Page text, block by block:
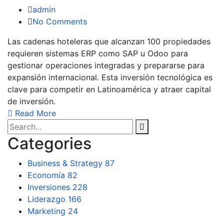
admin
No Comments
Las cadenas hoteleras que alcanzan 100 propiedades
requieren sistemas ERP como SAP u Odoo para
gestionar operaciones integradas y prepararse para
expansión internacional. Esta inversión tecnológica es
clave para competir en Latinoamérica y atraer capital
de inversión.
Read More
Categories
Business & Strategy 87
Economía 82
Inversiones 228
Liderazgo 166
Marketing 24